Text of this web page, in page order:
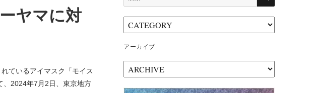
ヤマに対
ているアイマスク「モイス
、2024年7月2日、東京地方
索:
アーカイブ
ー
カ